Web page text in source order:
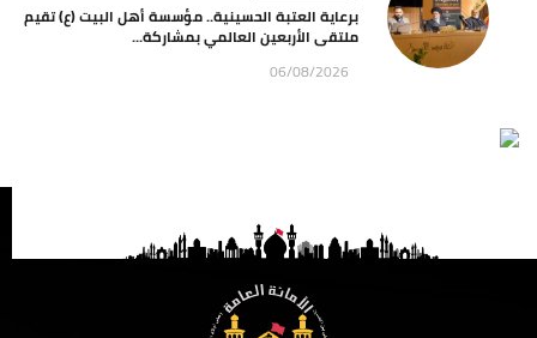
برعاية العتبة الحسينية.. مؤسسة أهل البيت (ع) تقيم
ملتقى الأربعين العالمي بمشاركة...
06/08/2026